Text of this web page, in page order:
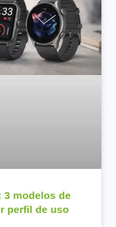
3 modelos de
perfil de uso